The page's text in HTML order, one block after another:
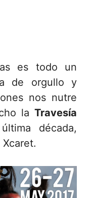
es todo un
de orgullo y
nos nutre
la Travesía
década,